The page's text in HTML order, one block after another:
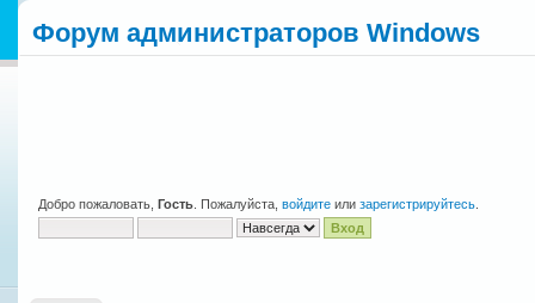
Форум администраторов Windows
Добро пожаловать, Гость . Пожалуйста, войдите или зарегистрируйтесь